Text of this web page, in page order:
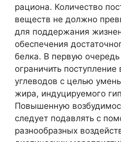
рациона. Количество
веществ не должно
для поддержания
обеспечения
белка. В первую
ограничить поступление
углеводов с целью
жира, индуцируемого
Повышенную
следует подавлять с
разнообразных